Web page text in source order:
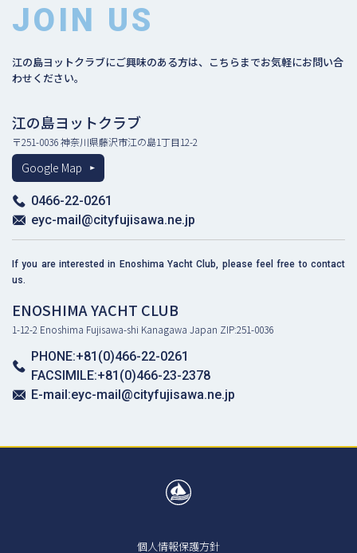
JOIN US
江の島ヨットクラブにご興味のある方は、こちらまでお気軽にお問い合
わせください。
江の島ヨットクラブ
〒251-0036 神奈川県藤沢市江の島1丁目12-2
Google Map
0466-22-0261
eyc-mail@cityfujisawa.ne.jp
If you are interested in Enoshima Yacht Club, please feel free to contact
us.
ENOSHIMA YACHT CLUB
1-12-2 Enoshima Fujisawa-shi Kanagawa Japan ZIP:251-0036
PHONE:+81(0)466-22-0261
FACSIMILE:+81(0)466-23-2378
E-mail:eyc-mail@cityfujisawa.ne.jp
個人情報保護方針